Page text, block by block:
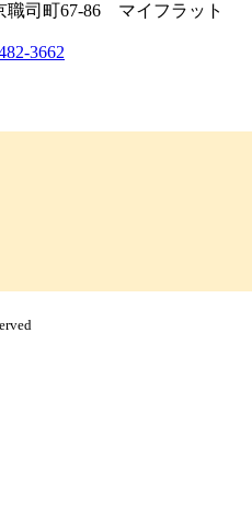
職司町67-86 マイフラット
3662